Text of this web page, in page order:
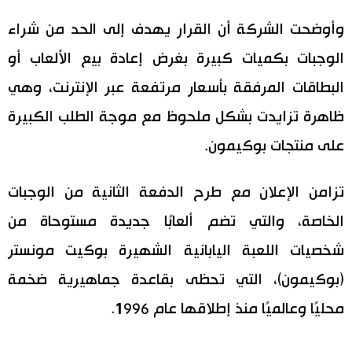
تجارب وآراء
سياسة
اقتصاد
مجتمع
ثقافة
لايف ستايل
اللغة اليابانية
موسوعة اليابان
هو وهي
المطبخ الياباني
تواصل معنا
وأوضحت الشركة أن القرار يهدف إلى الحد من شراء
الوجبات بكميات كبيرة بغرض إعادة بيع الألعاب أو
البطاقات المرفقة بأسعار مرتفعة عبر الإنترنت، وهي
ظاهرة تزايدت بشكل ملحوظ مع موجة الطلب الكبيرة
على منتجات بوكيمون.
تزامن الإعلان مع طرح الدفعة الثانية من الوجبات
الخاصة، والتي تضم ألعابًا جديدة مستوحاة من
شخصيات اللعبة اليابانية الشهيرة بوكيت مونستر
(بوكيمون)، التي تحظى بقاعدة جماهيرية ضخمة
محليًا وعالميًا منذ إطلاقها عام 1996.